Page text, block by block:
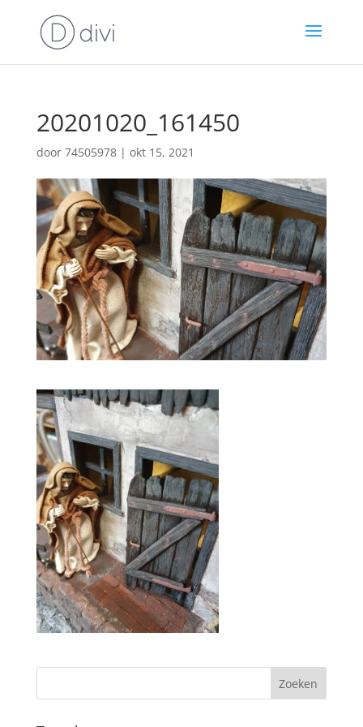
20201020_161450
door 74505978| okt 15, 2021
Zoeken